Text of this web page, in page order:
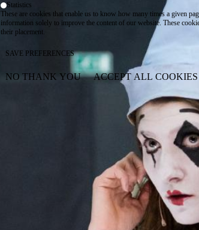
Statistics
These are cookies that enable us to know how many times a given
information solely to improve the content of our website. These
their placement.
SAVE PREFERENCES
NO THANK YOU ACCEPT ALL COOKIES
WITHDRAW CONSENT